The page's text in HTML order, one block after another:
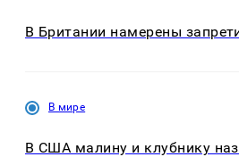
В Британии намерены
В мире
В США малину и клубнику